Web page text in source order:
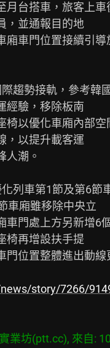
月台搭車，旅客上
，並通報目的地
廂車門位置接續引導
趨勢接軌，參考韓
經驗，移除板南
椅以優化車廂內部空
，以提升載客運
人潮。
列車第1節及第6節
車廂雖移除中央立
車門處上方另新增6
椅再增設扶手提
門位置整體進出動線
story/7266/
業坊(ptt.cc), 來自: